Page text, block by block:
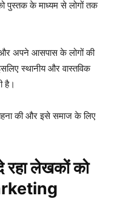
पुस्तक के माध्यम से लोगों तक
अपने आसपास के लोगों की
स्थानीय और वास्तविक
है।
की और इसे समाज के लिए
लेखकों को